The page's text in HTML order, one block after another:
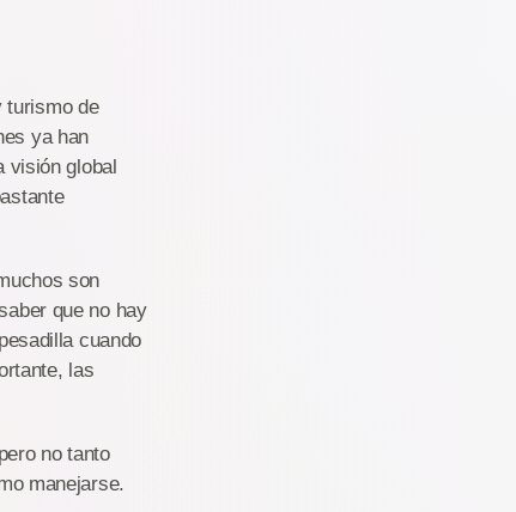
turismo de
ya han
visión global
son
que no hay
cuando
las
no tanto
manejarse.